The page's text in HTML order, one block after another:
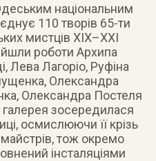
національним
110 творів 65-ти
мистців XIX–XXI
роботи Архипа
Лева Лагоріо, Руфіна
Олександра
Олександра Постеля
зосередилася
осмислюючи її крізь
майстрів, тож окремо
інсталяціями